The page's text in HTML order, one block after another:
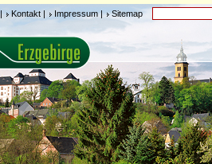
| Kontakt | Impressum| Sitemap